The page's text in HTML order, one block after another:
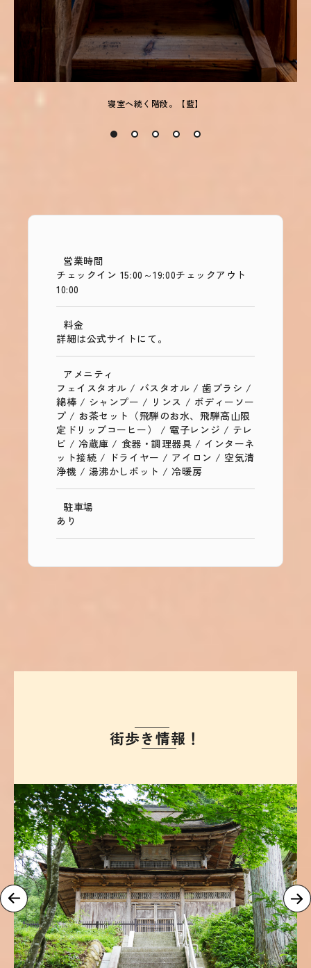
寝室へ続く階段。【藍】
営業時間
チェックイン 15:00～19:00チェックアウト
10:00
料金
詳細は公式サイトにて。
アメニティ
フェイスタオル / バスタオル / 歯ブラシ /
綿棒 / シャンプー / リンス / ボディーソー
プ / お茶セット（飛騨のお水、飛騨高山限
定ドリップコーヒー） / 電子レンジ / テレ
ビ / 冷蔵庫 / 食器・調理器具 / インターネ
ット接続 / ドライヤー / アイロン / 空気清
浄機 / 湯沸かしポット / 冷暖房
駐車場
あり
街歩き情報！